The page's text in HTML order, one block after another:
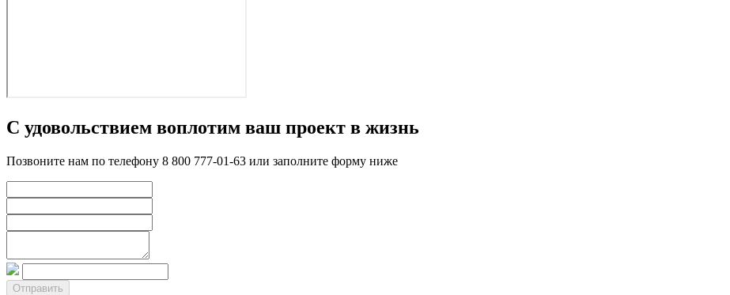
С удовольствием воплотим ваш проект в жизнь
Позвоните нам по телефону 8 800 777-01-63 или заполните форму ниже